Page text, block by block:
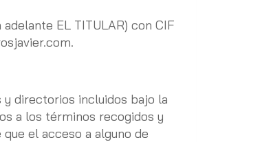
adelante EL TITULAR) con CIF
.
y directorios incluidos bajo la
a los términos recogidos y
el acceso a alguno de